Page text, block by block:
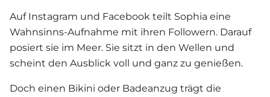
Auf Instagram und Facebook teilt Sophia eine
Wahnsinns-Aufnahme mit ihren Followern. Darauf
posiert sie im Meer. Sie sitzt in den Wellen und
scheint den Ausblick voll und ganz zu genießen.
Doch einen Bikini oder Badeanzug trägt die